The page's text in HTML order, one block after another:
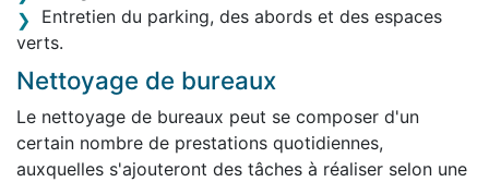
Entretien du parking, des abords et des espaces
verts.
Nettoyage de bureaux
Le nettoyage de bureaux peut se composer d'un
certain nombre de prestations quotidiennes,
auxquelles s'ajouteront des tâches à réaliser selon une